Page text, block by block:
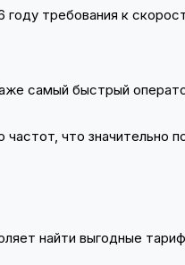
требования к
самый быстрый
что значительно
найти выгодные